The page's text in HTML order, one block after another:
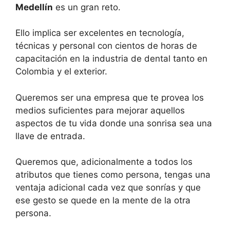
Medellín es un gran reto.
Ello implica ser excelentes en tecnología,
técnicas y personal con cientos de horas de
capacitación en la industria de dental tanto en
Colombia y el exterior.
Queremos ser una empresa que te provea los
medios suficientes para mejorar aquellos
aspectos de tu vida donde una sonrisa sea una
llave de entrada.
Queremos que, adicionalmente a todos los
atributos que tienes como persona, tengas una
ventaja adicional cada vez que sonrías y que
ese gesto se quede en la mente de la otra
persona.